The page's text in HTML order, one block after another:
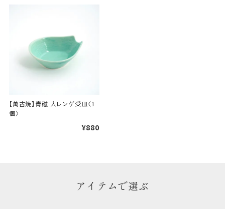
【萬古焼】青磁 大レンゲ受皿〈1
個〉
¥880
アイテムで選ぶ